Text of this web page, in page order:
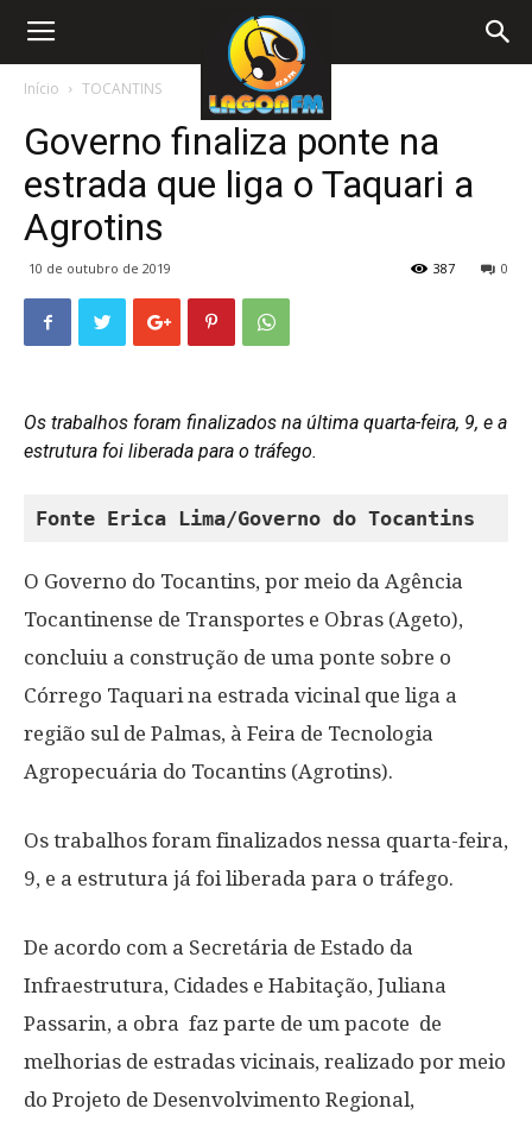
Início TOCANTINS
Governo finaliza ponte na
estrada que liga o Taquari a
Agrotins
10 de outubro de 2019 0
387
Os trabalhos foram finalizados na última quarta-feira, 9, e a
estrutura foi liberada para o tráfego.
Fonte Erica Lima/Governo do Tocantins
O Governo do Tocantins, por meio da Agência
Tocantinense de Transportes e Obras (Ageto),
concluiu a construção de uma ponte sobre o
Córrego Taquari na estrada vicinal que liga a
região sul de Palmas, à Feira de Tecnologia
Agropecuária do Tocantins (Agrotins).
Os trabalhos foram finalizados nessa quarta-feira,
9, e a estrutura já foi liberada para o tráfego.
De acordo com a Secretária de Estado da
Infraestrutura, Cidades e Habitação, Juliana
Passarin, a obra faz parte de um pacote de
melhorias de estradas vicinais, realizado por meio
do Projeto de Desenvolvimento Regional,